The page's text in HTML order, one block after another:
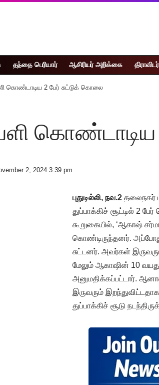
தந்தை பெரியார் ஆசிரியர் அறிக்கை
கொண்டாடிய 2 பேர் சுட்டுக் கொலை
கொண்டாடிய
2, 2024 3:39 pm
புதுடில்லி, நவ.2 தலைநகர்
துப்பாக்கிச் சூட்டில் 2
கூறுகையில், ‘ஆகாஷ்
கொண்டிருந்தனர். அப்போது
சுட்டனர். அவர்கள்
மேலும் ஆகாஷின் 10 வயது
அனுமதிக்கப்பட்டார்.
இருவரும்
துப்பாக்கிச் சூடு